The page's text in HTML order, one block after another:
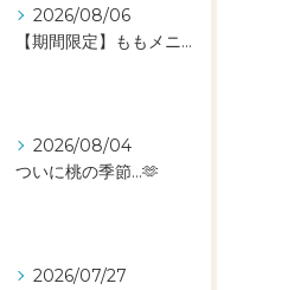
2026/08/06
【期間限定】ももメニュー🍑スタートしました✨️
2026/08/04
ついに桃の季節…🫶
2026/07/27